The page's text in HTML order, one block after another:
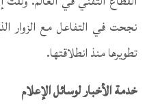
نجحت في التفاعل مع الزوار
تطويرها منذ انطلاقتها.
خدمة الأخبار لوسائل الإعلام